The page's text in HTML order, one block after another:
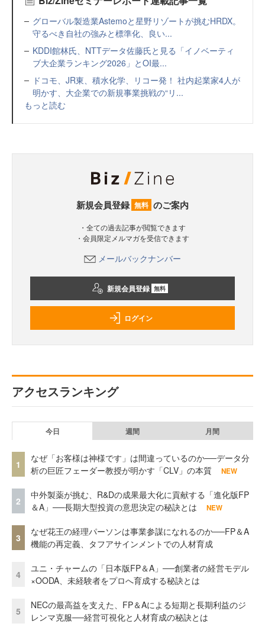
グローバル製造業Astemoと星野リゾートが挑むHRDX。
守るべき自社の強みと標準化、良い...
KDDI館林氏、NTTデータ佐藤氏と見る「イノベーティ
ブ大企業ランキング2026」とOI最...
ドコモ、JR東、積水化学、リコー発！ 社内起業家4人が
明かす、大企業での新規事業挑戦の“リ...
もっと読む
新規会員登録 無料 のご案内
・全ての過去記事が閲覧できます
・会員限定メルマガを受信できます
メールバックナンバー
新規会員登録 無料
ログイン
アクセスランキング
今日 週間 月間
1
なぜ「お客様は神様です」は間違っているのか──データ分
析の巨匠フェーダー教授が明かす「CLV」の本質
NEW
2
中外製薬が挑む、R&Dの成果最大化に貢献する「進化版FP
＆A」──長期大型投資の意思決定の秘訣とは
NEW
3
なぜ花王の経理パーソンは事業参謀になれるのか──FP＆A
機能の再定義、タフアサインメントでの人材育成
4
ユニ・チャームの「日本版FP＆A」──創業者の経営モデル
×OODA、未経験者をプロへ育成する秘訣とは
5
NECの最高益を支えた、FP＆Aによる短期と長期利益のジ
レンマ克服──経営可視化と人材育成の秘訣とは